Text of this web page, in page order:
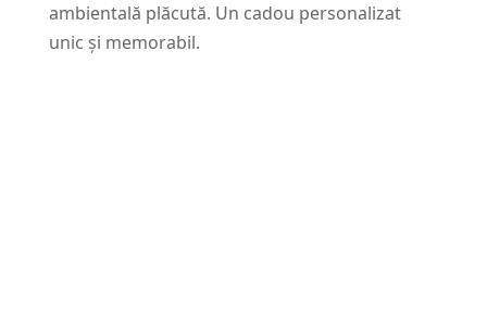
ambientală plăcută. Un cadou personalizat
unic și memorabil.